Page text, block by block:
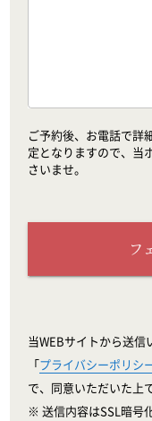
ご予約後、お電話で詳
定となりますので、当
さいませ。
フ
当WEBサイトから送
「プライバシーポリシ
で、同意いただいた上
※ 送信内容はSSL暗号